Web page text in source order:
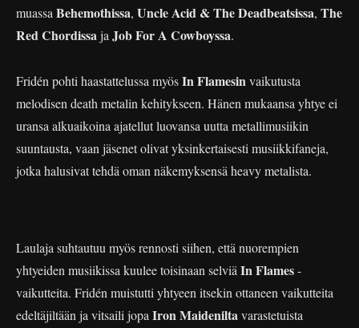
muassaBehemothissa, Uncle Acid & The Deadbeatsissa, The
Red ChordissajaJob For A Cowboyssa.
Fridén pohti haastattelussa myösIn Flamesinvaikutusta
melodisen death metalin kehitykseen. Hänen mukaansa yhtye ei
uransa alkuaikoina ajatellut luovansa uutta metallimusiikin
suuntausta, vaan jäsenet olivat yksinkertaisesti musiikkifaneja,
jotka halusivat tehdä oman näkemyksensä heavy metalista.
Laulaja suhtautuu myös rennosti siihen, että nuorempien
yhtyeiden musiikissa kuulee toisinaan selviäIn Flames-
vaikutteita. Fridén muistutti yhtyeen itsekin ottaneen vaikutteita
edeltäjiltään ja vitsaili jopaIron Maideniltavarastetuista